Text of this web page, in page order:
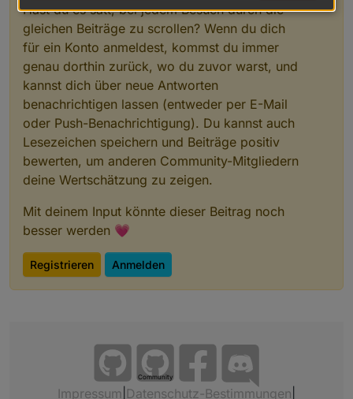
Hast du es satt, bei jedem Besuch durch die
gleichen Beiträge zu scrollen? Wenn du dich
für ein Konto anmeldest, kommst du immer
genau dorthin zurück, wo du zuvor warst, und
kannst dich über neue Antworten
benachrichtigen lassen (entweder per E-Mail
oder Push-Benachrichtigung). Du kannst auch
Lesezeichen speichern und Beiträge positiv
bewerten, um anderen Community-Mitgliedern
deine Wertschätzung zu zeigen.
Mit deinem Input könnte dieser Beitrag noch
besser werden 💗
Registrieren Anmelden
Community
Impressum Datenschutz-Bestimmungen